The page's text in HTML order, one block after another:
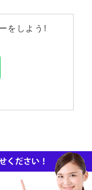
をしよう!